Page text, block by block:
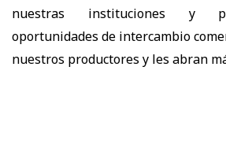
nuestras instituciones y
oportunidades de intercambio
nuestros productores y les abran